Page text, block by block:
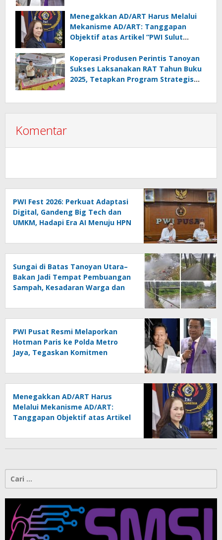
Menegakkan AD/ART Harus Melalui
Mekanisme AD/ART: Tanggapan
Objektif atas Artikel “PWI Sulut
Melanggar Aturan”
Koperasi Produsen Perintis Tanoyan
Sukses Laksanakan RAT Tahun Buku
2025, Tetapkan Program Strategis
Komentar
PWI Fest 2026: Perkuat Adaptasi
Digital, Gandeng Big Tech dan
UMKM, Hadapi Era AI Menuju HPN
Sungai di Batas Tanoyan Utara–
Bakan Jadi Tempat Pembuangan
Sampah, Kesadaran Warga dan
Dipertanyakan
PWI Pusat Resmi Melaporkan
Hotman Paris ke Polda Metro
Jaya, Tegaskan Komitmen
Menegakkan AD/ART Harus
Melalui Mekanisme AD/ART:
Tanggapan Objektif atas Artikel
Konspirasi Melanggar Aturan”
Cari
untuk: